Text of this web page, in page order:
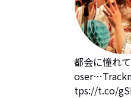
都会に憧れ
tps://t.co/